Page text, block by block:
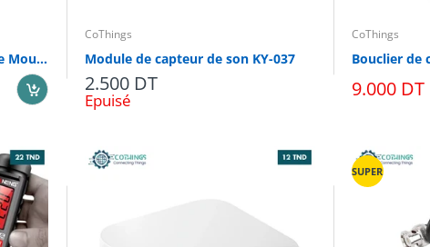
Douille E27 avec Detecteur de Mouvement AVEL
CoThings
Module de capteur de son KY-037
2.500 DT
Epuisé
CoThings
9.000 DT
SUPER